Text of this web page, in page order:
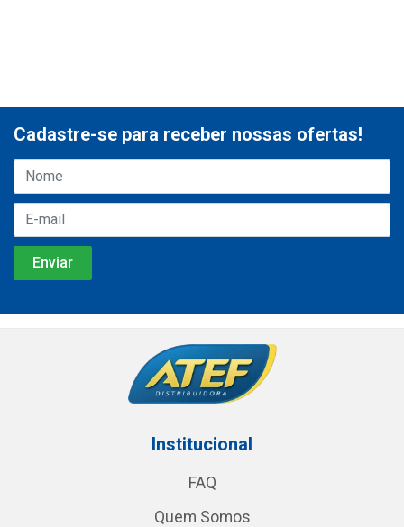
Cadastre-se para receber nossas ofertas!
Institucional
FAQ
Quem Somos